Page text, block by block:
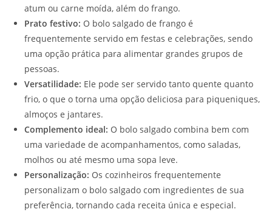
atum ou carne moída, além do frango.
Prato festivo: O bolo salgado de frango é
frequentemente servido em festas e celebrações, sendo
uma opção prática para alimentar grandes grupos de
pessoas.
Versatilidade: Ele pode ser servido tanto quente quanto
frio, o que o torna uma opção deliciosa para piqueniques,
almoços e jantares.
Complemento ideal: O bolo salgado combina bem com
uma variedade de acompanhamentos, como saladas,
molhos ou até mesmo uma sopa leve.
Personalização: Os cozinheiros frequentemente
personalizam o bolo salgado com ingredientes de sua
preferência, tornando cada receita única e especial.